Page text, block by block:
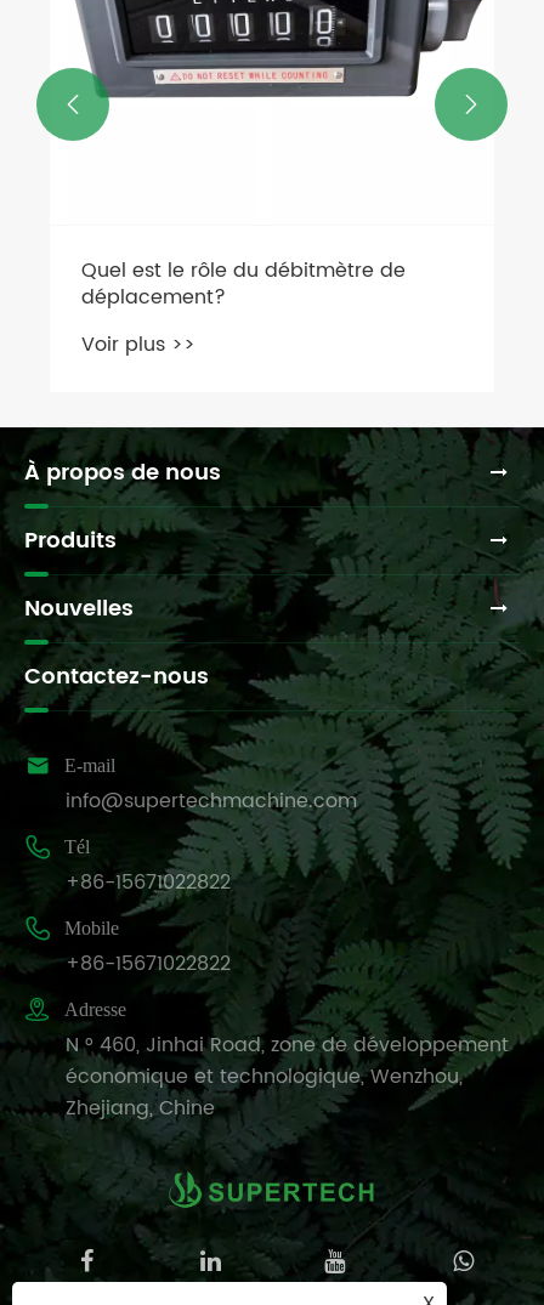
 
À propos de nous
Produits
Nouvelles
Contactez-nous
 E-mail
info@supertechmachine.com
 Tél
+86-15671022822
 Mobile
+86-15671022822
 Adresse
N ° 460, Jinhai Road, zone de développement
économique et technologique, Wenzhou,
Zhejiang, Chine